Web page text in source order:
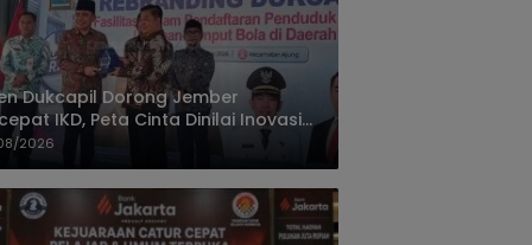
Dukcapil Dorong Jember
IKD, Peta Cinta Dinilai Inovasi
Terbaik
2026